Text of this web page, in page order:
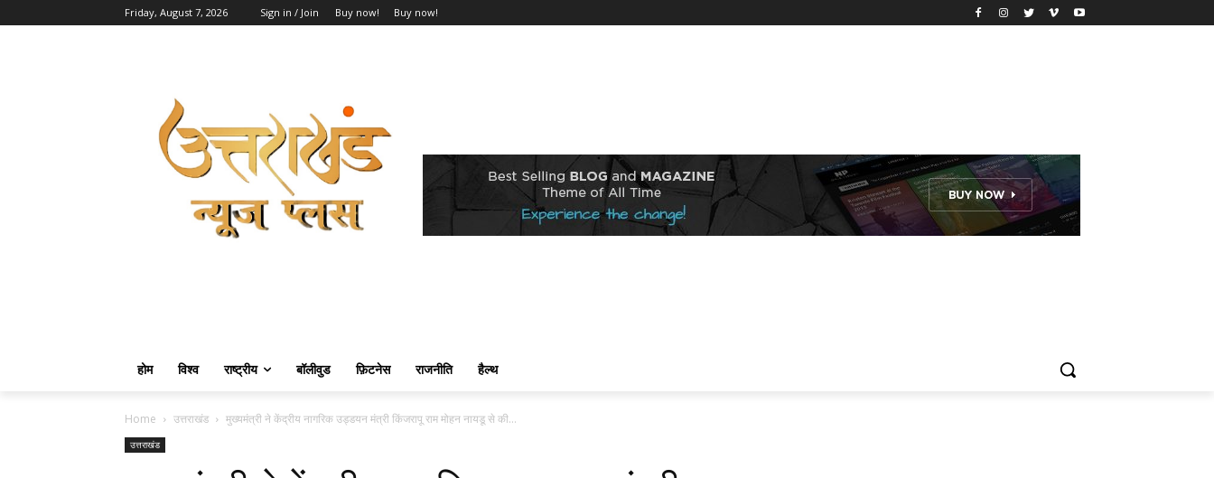
Friday, August 7, 2026 Sign in / Join Buy now! Buy now!
होम विश्व राष्ट्रीय बॉलीवुड फ़िटनेस राजनीति हैल्थ
Home उत्तराखंड मुख्यमंत्री ने केंद्रीय नागरिक उड्डयन मंत्री किंजरापू राम मोहन नायडू से की...
उत्तराखंड